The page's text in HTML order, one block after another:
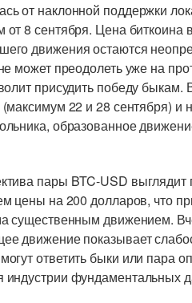
от наклонной поддержки
8 сентября. Цена биткоина
движения остаются
может преодолеть уже на
присудить победу быкам.
22 и 28 сентября) и
образованное
пары BTC-USD выглядит
цены на 200 долларов, что
существенным движением.
движение показывает
ответить быки или пара
фундаментальных